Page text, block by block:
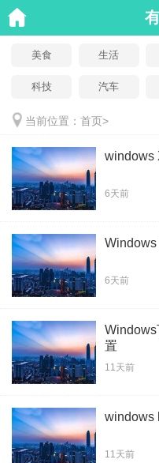
美食 生活
科技 汽车
当前位置： 首页>
windows
6天前
Windows
6天前
置
11天前
windows
11天前